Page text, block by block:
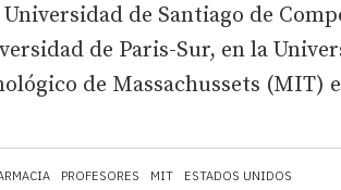
PROFESORES MIT ESTADOS UNIDOS
de Santiago de
de Paris-Sur, en la
de Massachussets (MIT)